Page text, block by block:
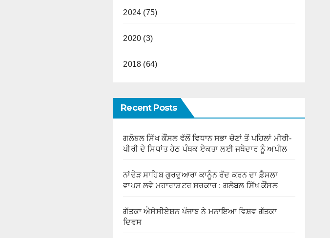
2024 (75)
2020 (3)
2018 (64)
Recent Posts
ਗਲੋਬਲ ਸਿੱਖ ਕੌਂਸਲ ਵੱਲੋਂ ਵਿਧਾਨ ਸਭਾ ਚੋਣਾਂ ਤੋਂ ਪਹਿਲਾਂ ਮੀਰੀ-
ਪੀਰੀ ਦੇ ਸਿਧਾਂਤ ਹੇਠ ਪੰਥਕ ਏਕਤਾ ਲਈ ਜਥੇਦਾਰ ਨੂੰ ਅਪੀਲ
ਨਾਂਦੇੜ ਸਾਹਿਬ ਗੁਰਦੁਆਰਾ ਕਾਨੂੰਨ ਰੱਦ ਕਰਨ ਦਾ ਫ਼ੈਸਲਾ
ਵਾਪਸ ਲਵੇ ਮਹਾਰਾਸ਼ਟਰ ਸਰਕਾਰ : ਗਲੋਬਲ ਸਿੱਖ ਕੌਂਸਲ
ਗੱਤਕਾ ਐਸੋਸੀਏਸ਼ਨ ਪੰਜਾਬ ਨੇ ਮਨਾਇਆ ਵਿਸ਼ਵ ਗੱਤਕਾ
ਦਿਵਸ